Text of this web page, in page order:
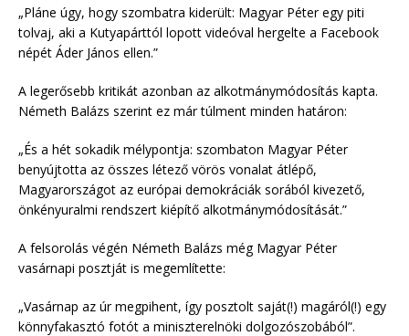
„Pláne úgy, hogy szombatra kiderült: Magyar Péter egy piti
tolvaj, aki a Kutyapárttól lopott videóval hergelte a Facebook
népét Áder János ellen.”
A legerősebb kritikát azonban az alkotmánymódosítás kapta.
Németh Balázs szerint ez már túlment minden határon:
„És a hét sokadik mélypontja: szombaton Magyar Péter
benyújtotta az összes létező vörös vonalat átlépő,
Magyarországot az európai demokráciák sorából kivezető,
önkényuralmi rendszert kiépítő alkotmánymódosítását.”
A felsorolás végén Németh Balázs még Magyar Péter
vasárnapi posztját is megemlítette:
„Vasárnap az úr megpihent, így posztolt saját(!) magáról(!) egy
könnyfakasztó fotót a miniszterelnöki dolgozószobából”.